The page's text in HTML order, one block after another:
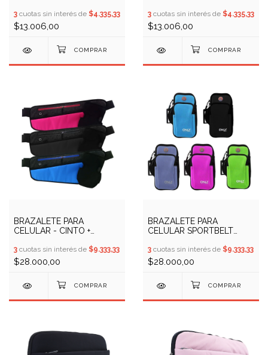
(COD: 13100163)
3 cuotas sin interés de $4.335,33
$13.006,00
3 cuotas sin interés de $4.335,33
$13.006,00
BRAZALETE PARA
CELULAR - CINTO +
SPORTBELT MOD 02 ONLY
(COD: 13200305)
3 cuotas sin interés de $9.333,33
$28.000,00
BRAZALETE PARA
CELULAR SPORTBELT
13200305)
3 cuotas sin interés de $9.333,33
$28.000,00